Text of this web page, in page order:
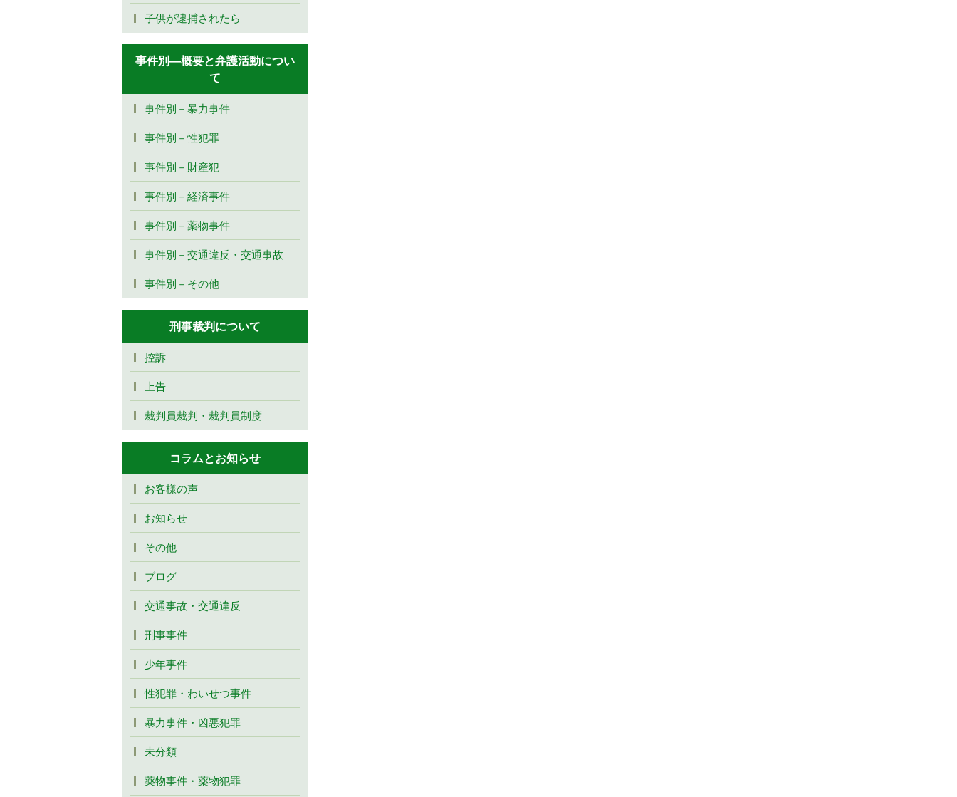
子供が逮捕されたら
事件別―概要と弁護活動につい
て
事件別－暴力事件
事件別－性犯罪
事件別－財産犯
事件別－経済事件
事件別－薬物事件
事件別－交通違反・交通事故
事件別－その他
刑事裁判について
控訴
上告
裁判員裁判・裁判員制度
コラムとお知らせ
お客様の声
お知らせ
その他
ブログ
交通事故・交通違反
刑事事件
少年事件
性犯罪・わいせつ事件
暴力事件・凶悪犯罪
未分類
薬物事件・薬物犯罪